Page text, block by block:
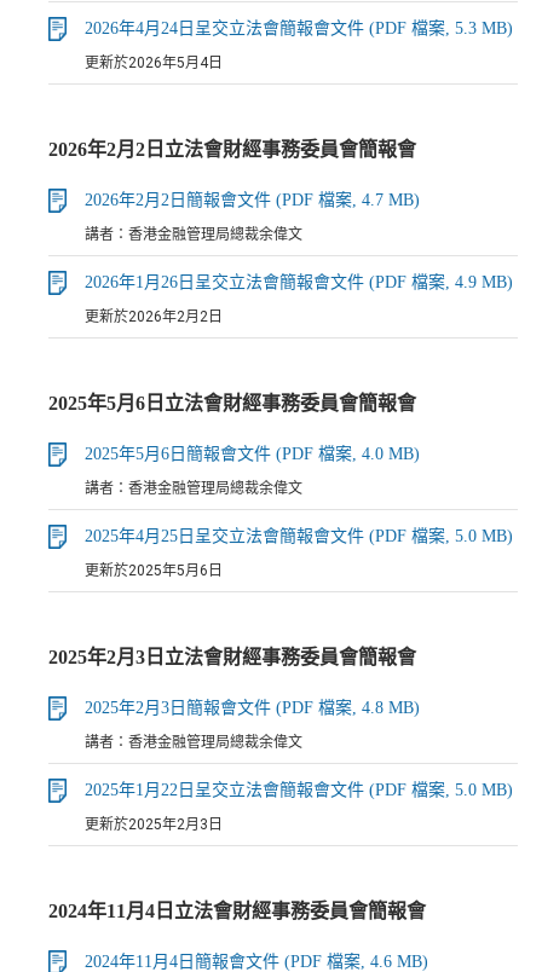
2026年4月24日呈交立法會簡報會文件 (PDF 檔案, 5.3 MB)
更新於2026年5月4日
2026年2月2日立法會財經事務委員會簡報會
2026年2月2日簡報會文件 (PDF 檔案, 4.7 MB)
講者：香港金融管理局總裁余偉文
2026年1月26日呈交立法會簡報會文件 (PDF 檔案, 4.9 MB)
更新於2026年2月2日
2025年5月6日立法會財經事務委員會簡報會
2025年5月6日簡報會文件 (PDF 檔案, 4.0 MB)
講者：香港金融管理局總裁余偉文
2025年4月25日呈交立法會簡報會文件 (PDF 檔案, 5.0 MB)
更新於2025年5月6日
2025年2月3日立法會財經事務委員會簡報會
2025年2月3日簡報會文件 (PDF 檔案, 4.8 MB)
講者：香港金融管理局總裁余偉文
2025年1月22日呈交立法會簡報會文件 (PDF 檔案, 5.0 MB)
更新於2025年2月3日
2024年11月4日立法會財經事務委員會簡報會
2024年11月4日簡報會文件 (PDF 檔案, 4.6 MB)